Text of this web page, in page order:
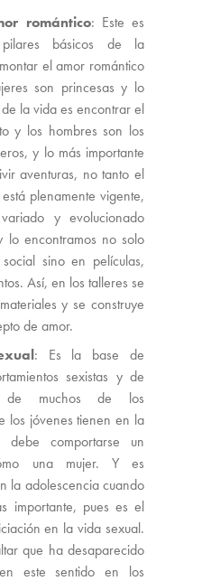
romántico: Este es
básicos de la
el amor romántico
son princesas y lo
la vida es encontrar el
y los hombres son los
y lo más importante
aventuras, no tanto el
plenamente vigente,
y evolucionado
lo encontramos no solo
sino en películas,
Así, en los talleres se
y se construye
de amor.
: Es la base de
sexistas y de
de muchos de los
los jóvenes tienen en la
debe comportarse un
una mujer. Y es
la adolescencia cuando
importante, pues es el
en la vida sexual.
que ha desaparecido
este sentido en los